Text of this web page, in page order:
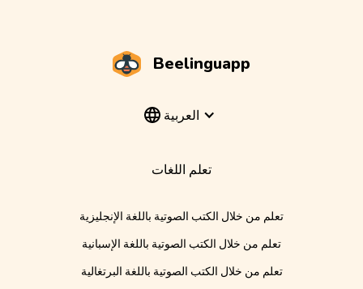
Beelinguapp
العربية
تعلم اللغات
تعلم من خلال الكتب الصوتية باللغة الإنجليزية
تعلم من خلال الكتب الصوتية باللغة الإسبانية
تعلم من خلال الكتب الصوتية باللغة البرتغالية